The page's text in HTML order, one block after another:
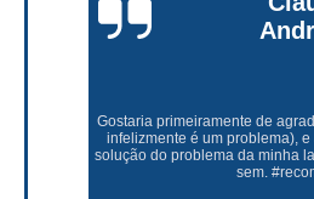
Andrullis
Gostaria primeiramente de agradecer o
infelizmente é um problema), e a
solução do problema da minha lava e
sem. #recomendo